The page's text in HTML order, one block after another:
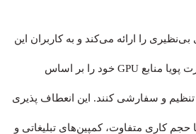
را ارائه می‌کند و به کاربران این
امکان را می‌دهد تا به صورت پویا منابع GPU خود را بر اساس
تنظیم و سفارشی کنند. این انعطاف پذیری
حجم کاری متفاوت، کمپین‌های تبلیغاتی و